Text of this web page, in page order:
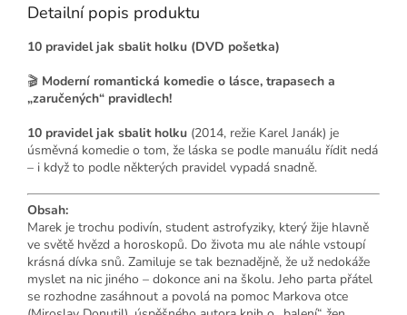
Detailní popis produktu
10 pravidel jak sbalit holku (DVD pošetka)
🎬 Moderní romantická komedie o lásce, trapasech a
„zaručených“ pravidlech!
10 pravidel jak sbalit holku (2014, režie Karel Janák) je
úsměvná komedie o tom, že láska se podle manuálu řídit nedá
– i když to podle některých pravidel vypadá snadně.
Obsah:
Marek je trochu podivín, student astrofyziky, který žije hlavně
ve světě hvězd a horoskopů. Do života mu ale náhle vstoupí
krásná dívka snů. Zamiluje se tak beznadějně, že už nedokáže
myslet na nic jiného – dokonce ani na školu. Jeho parta přátel
se rozhodne zasáhnout a povolá na pomoc Markova otce